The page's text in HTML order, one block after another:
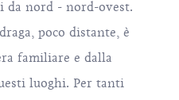
da nord - nord-ovest.
poco distante, è
familiare e dalla
luoghi. Per tanti